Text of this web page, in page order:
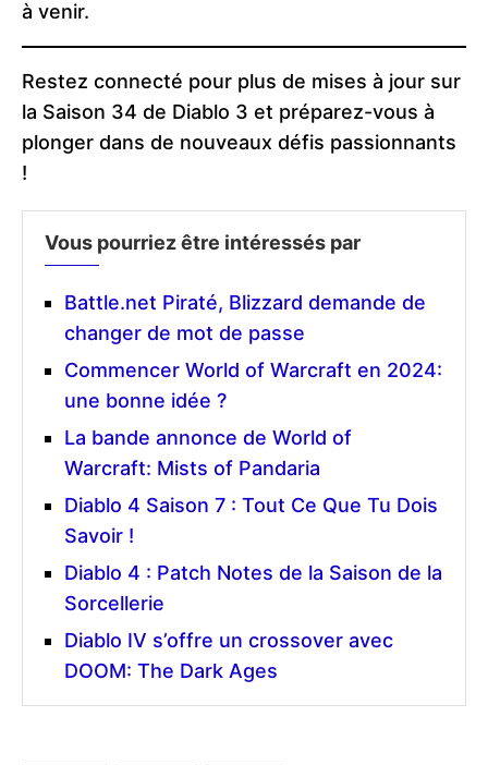
à venir.
Restez connecté pour plus de mises à jour sur
la Saison 34 de Diablo 3 et préparez-vous à
plonger dans de nouveaux défis passionnants
!
Vous pourriez être intéressés par
Battle.net Piraté, Blizzard demande de
changer de mot de passe
Commencer World of Warcraft en 2024:
une bonne idée ?
La bande annonce de World of
Warcraft: Mists of Pandaria
Diablo 4 Saison 7 : Tout Ce Que Tu Dois
Savoir !
Diablo 4 : Patch Notes de la Saison de la
Sorcellerie
Diablo IV s’offre un crossover avec
DOOM: The Dark Ages